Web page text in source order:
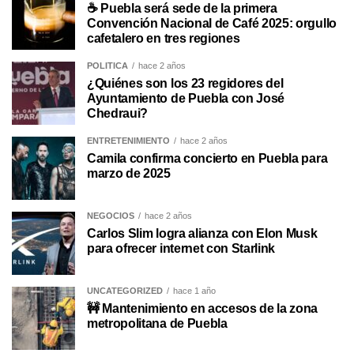
☕ Puebla será sede de la primera
Convención Nacional de Café 2025: orgullo
cafetalero en tres regiones
POLÍTICA hace 2 años
¿Quiénes son los 23 regidores del
Ayuntamiento de Puebla con José
Chedraui?
ENTRETENIMIENTO hace 2 años
Camila confirma concierto en Puebla para
marzo de 2025
NEGOCIOS hace 2 años
Carlos Slim logra alianza con Elon Musk
para ofrecer internet con Starlink
UNCATEGORIZED hace 1 año
🚧 Mantenimiento en accesos de la zona
metropolitana de Puebla